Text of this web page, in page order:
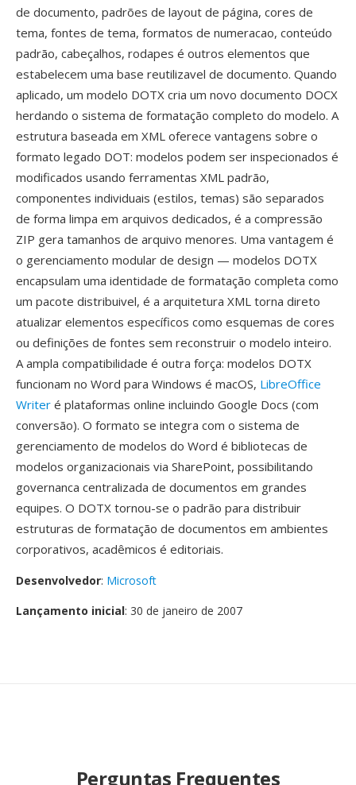
de documento, padrões de layout de página, cores de
tema, fontes de tema, formatos de numeracao, conteúdo
padrão, cabeçalhos, rodapes é outros elementos que
estabelecem uma base reutilizavel de documento. Quando
aplicado, um modelo DOTX cria um novo documento DOCX
herdando o sistema de formatação completo do modelo. A
estrutura baseada em XML oferece vantagens sobre o
formato legado DOT: modelos podem ser inspecionados é
modificados usando ferramentas XML padrão,
componentes individuais (estilos, temas) são separados
de forma limpa em arquivos dedicados, é a compressão
ZIP gera tamanhos de arquivo menores. Uma vantagem é
o gerenciamento modular de design — modelos DOTX
encapsulam uma identidade de formatação completa como
um pacote distribuivel, é a arquitetura XML torna direto
atualizar elementos específicos como esquemas de cores
ou definições de fontes sem reconstruir o modelo inteiro.
A ampla compatibilidade é outra força: modelos DOTX
funcionam no Word para Windows é macOS, LibreOffice
Writer é plataformas online incluindo Google Docs (com
conversão). O formato se integra com o sistema de
gerenciamento de modelos do Word é bibliotecas de
modelos organizacionais via SharePoint, possibilitando
governanca centralizada de documentos em grandes
equipes. O DOTX tornou-se o padrão para distribuir
estruturas de formatação de documentos em ambientes
corporativos, acadêmicos é editoriais.
Desenvolvedor: Microsoft
Lançamento inicial: 30 de janeiro de 2007
Perguntas Frequentes